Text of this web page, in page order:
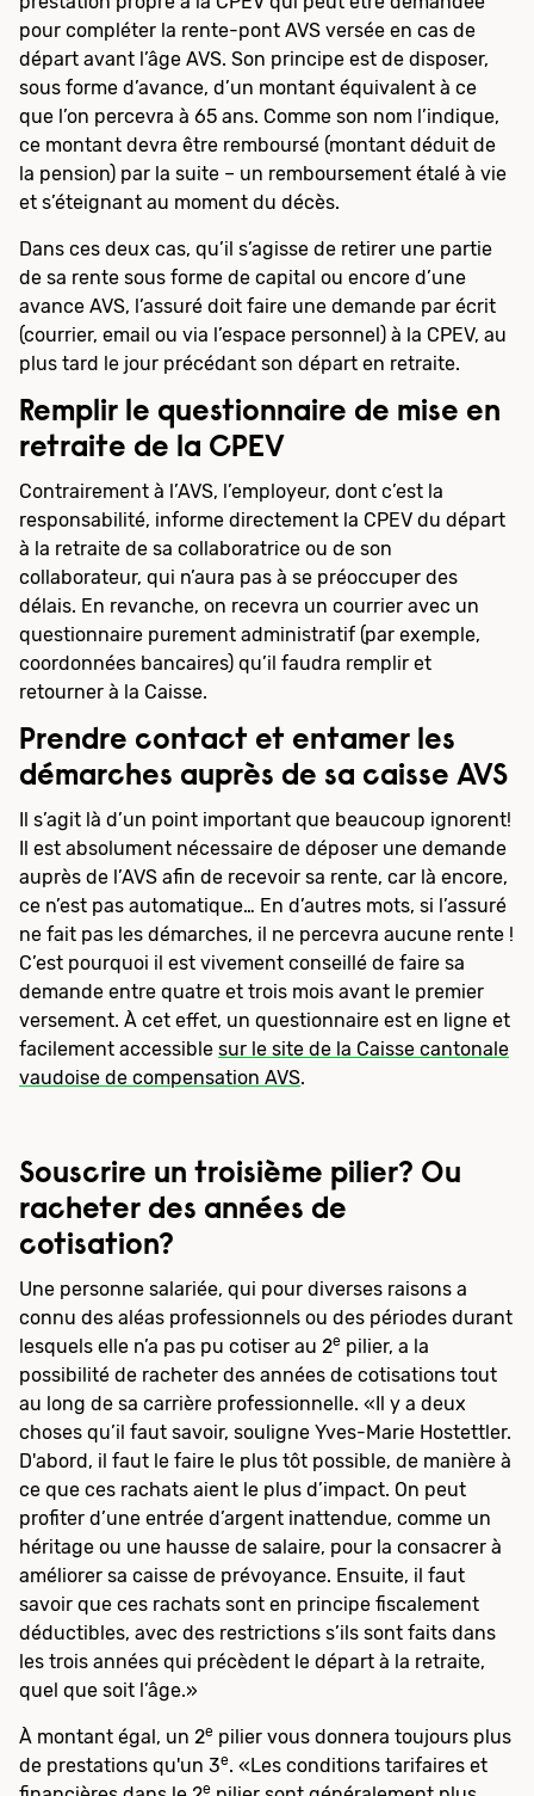
pour compléter la rente-pont AVS versée en cas de
départ avant l’âge AVS. Son principe est de disposer,
sous forme d’avance, d’un montant équivalent à ce
que l’on percevra à 65 ans. Comme son nom l’indique,
ce montant devra être remboursé (montant déduit de
la pension) par la suite – un remboursement étalé à vie
et s’éteignant au moment du décès.
Dans ces deux cas, qu’il s’agisse de retirer une partie
de sa rente sous forme de capital ou encore d’une
avance AVS, l’assuré doit faire une demande par écrit
(courrier, email ou via l’espace personnel) à la CPEV, au
plus tard le jour précédant son départ en retraite.
Remplir le questionnaire de mise en
retraite de la CPEV
Contrairement à l’AVS, l’employeur, dont c’est la
responsabilité, informe directement la CPEV du départ
à la retraite de sa collaboratrice ou de son
collaborateur, qui n’aura pas à se préoccuper des
délais. En revanche, on recevra un courrier avec un
questionnaire purement administratif (par exemple,
coordonnées bancaires) qu’il faudra remplir et
retourner à la Caisse.
Prendre contact et entamer les
démarches auprès de sa caisse AVS
Il s’agit là d’un point important que beaucoup ignorent!
Il est absolument nécessaire de déposer une demande
auprès de l’AVS afin de recevoir sa rente, car là encore,
ce n’est pas automatique… En d’autres mots, si l’assuré
ne fait pas les démarches, il ne percevra aucune rente !
C’est pourquoi il est vivement conseillé de faire sa
demande entre quatre et trois mois avant le premier
versement. À cet effet, un questionnaire est en ligne et
facilement accessible sur le site de la Caisse cantonale
vaudoise de compensation AVS.
Souscrire un troisième pilier? Ou
racheter des années de
cotisation?
Une personne salariée, qui pour diverses raisons a
connu des aléas professionnels ou des périodes durant
lesquels elle n’a pas pu cotiser au 2e pilier, a la
possibilité de racheter des années de cotisations tout
au long de sa carrière professionnelle. «Il y a deux
choses qu’il faut savoir, souligne Yves-Marie Hostettler.
D'abord, il faut le faire le plus tôt possible, de manière à
ce que ces rachats aient le plus d’impact. On peut
profiter d’une entrée d’argent inattendue, comme un
héritage ou une hausse de salaire, pour la consacrer à
améliorer sa caisse de prévoyance. Ensuite, il faut
savoir que ces rachats sont en principe fiscalement
déductibles, avec des restrictions s’ils sont faits dans
les trois années qui précèdent le départ à la retraite,
quel que soit l’âge.»
À montant égal, un 2e pilier vous donnera toujours plus
de prestations qu'un 3e. «Les conditions tarifaires et
e